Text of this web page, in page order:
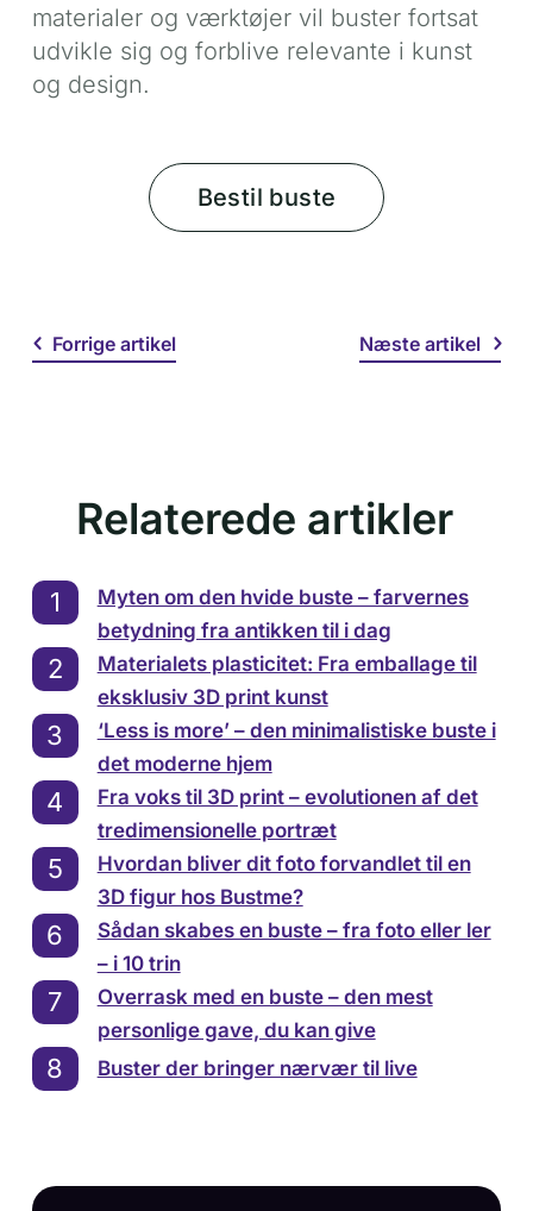
materialer og værktøjer vil buster fortsat
udvikle sig og forblive relevante i kunst
og design.
Bestil buste
Forrige artikel Næste artikel
Relaterede artikler
Myten om den hvide buste – farvernes
betydning fra antikken til i dag
Materialets plasticitet: Fra emballage til
eksklusiv 3D print kunst
‘Less is more’ – den minimalistiske buste i
det moderne hjem
Fra voks til 3D print – evolutionen af det
tredimensionelle portræt
Hvordan bliver dit foto forvandlet til en
3D figur hos Bustme?
Sådan skabes en buste – fra foto eller ler
– i 10 trin
Overrask med en buste – den mest
personlige gave, du kan give
Buster der bringer nærvær til live